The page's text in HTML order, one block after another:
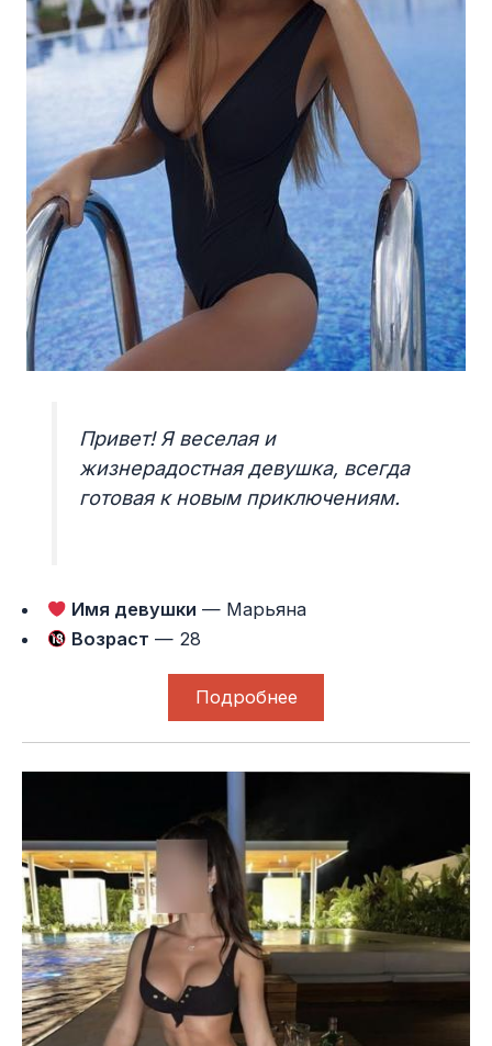
Привет! Я веселая и
жизнерадостная девушка, всегда
готовая к новым приключениям.
Имя девушки — Марьяна
Возраст — 28
Подробнее